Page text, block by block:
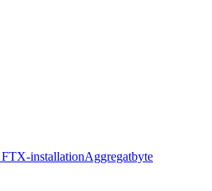
FTX-installationAggregatbyte